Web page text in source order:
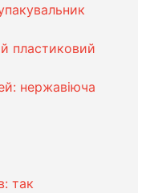
пластиковий
нержавіюча
так